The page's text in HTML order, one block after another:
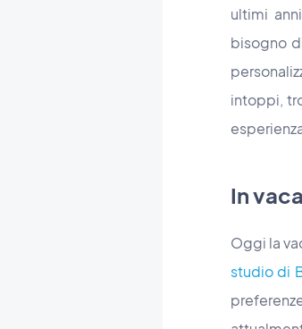
ultimi
bisogno
intoppi,
In
Oggi la
studio di